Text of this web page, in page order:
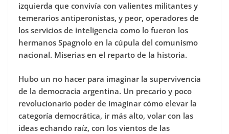
izquierda que convivía con valientes militantes y
temerarios antiperonistas, y peor, operadores de
los servicios de inteligencia como lo fueron los
hermanos Spagnolo en la cúpula del comunismo
nacional. Miserias en el reparto de la historia.
Hubo un no hacer para imaginar la supervivencia
de la democracia argentina. Un precario y poco
revolucionario poder de imaginar cómo elevar la
categoría democrática, ir más alto, volar con las
ideas echando raíz, con los vientos de las